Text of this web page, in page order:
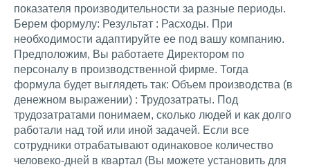
показателя производительности за разные периоды.
Берем формулу: Результат : Расходы. При
необходимости адаптируйте ее под вашу компанию.
Предположим, Вы работаете Директором по
персоналу в производственной фирме. Тогда
формула будет выглядеть так: Объем производства (в
денежном выражении) : Трудозатраты. Под
трудозатратами понимаем, сколько людей и как долго
работали над той или иной задачей. Если все
сотрудники отрабатывают одинаковое количество
человеко-дней в квартал (Вы можете установить для